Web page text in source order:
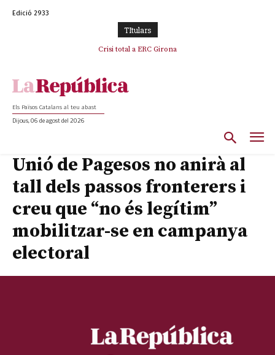
Edició 2933
TItulars
Crisi total a ERC Girona
Els Països Catalans al teu abast
Dijous, 06 de agost del 2026
Unió de Pagesos no anirà al
tall dels passos fronterers i
creu que “no és legítim”
mobilitzar-se en campanya
electoral